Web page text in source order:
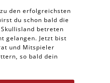
den erfolgreichsten
du schon bald die
betreten
gelangen. Jetzt bist
und Mitspieler
so bald dein